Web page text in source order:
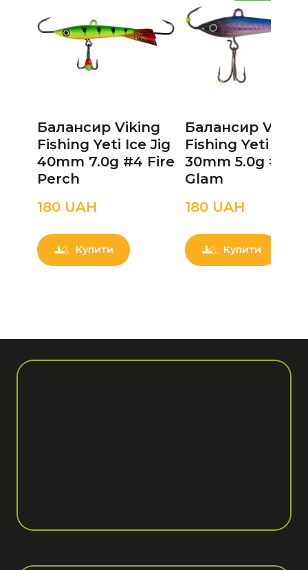
Балансир Viking
Fishing Yeti Ice Jig
40mm 7.0g #4 Fire
Perch
180 UAН
Купити
Балансир Viking
Fishing Yeti Ice
30mm 5.0g #1
Glam
180 UAН
Купити